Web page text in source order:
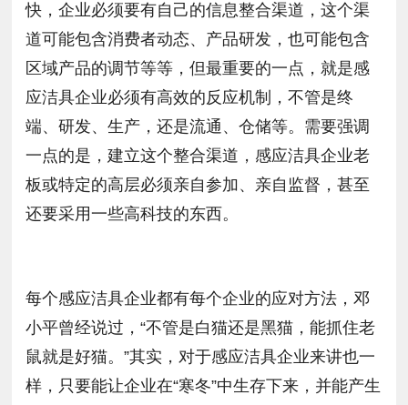
快，企业必须要有自己的信息整合渠道，这个渠
道可能包含消费者动态、产品研发，也可能包含
区域产品的调节等等，但最重要的一点，就是感
应洁具企业必须有高效的反应机制，不管是终
端、研发、生产，还是流通、仓储等。需要强调
一点的是，建立这个整合渠道，感应洁具企业老
板或特定的高层必须亲自参加、亲自监督，甚至
还要采用一些高科技的东西。
每个感应洁具企业都有每个企业的应对方法，邓
小平曾经说过，“不管是白猫还是黑猫，能抓住老
鼠就是好猫。”其实，对于感应洁具企业来讲也一
样，只要能让企业在“寒冬”中生存下来，并能产生